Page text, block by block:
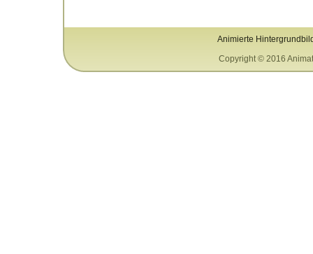
Animierte
Copyright © 2016